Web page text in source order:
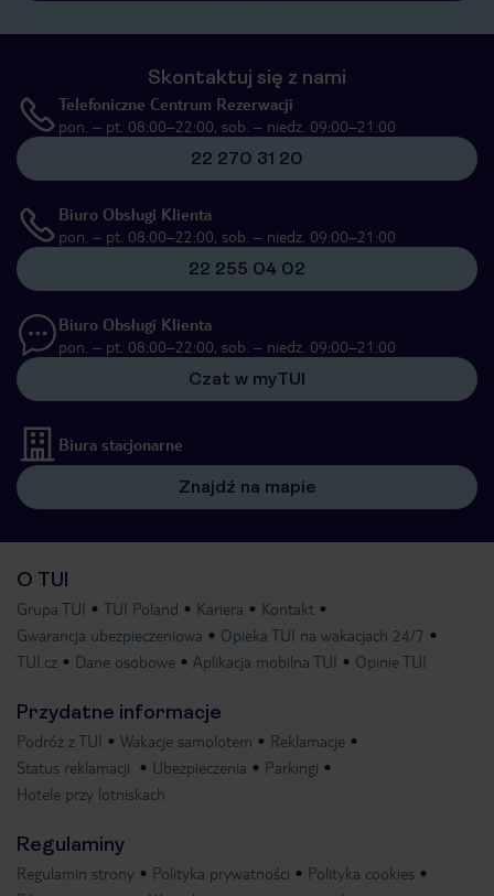
Skontaktuj się z nami
Telefoniczne Centrum Rezerwacji
pon. – pt. 08:00–22:00, sob. – niedz. 09:00–21:00
22 270 31 20
Biuro Obsługi Klienta
pon. – pt. 08:00–22:00, sob. – niedz. 09:00–21:00
22 255 04 02
Biuro Obsługi Klienta
pon. – pt. 08:00–22:00, sob. – niedz. 09:00–21:00
Czat w myTUI
Biura stacjonarne
Znajdź na mapie
O TUI
Grupa TUI TUI Poland Kariera
Kontakt
Gwarancja ubezpieczeniowa
Opieka TUI na wakacjach 24/7
TUI.cz
Dane osobowe Aplikacja mobilna TUI Opinie TUI
Przydatne informacje
Podróż z TUI Wakacje samolotem
Reklamacje
Status reklamacji
Ubezpieczenia
Parkingi
Hotele przy lotniskach
Regulaminy
Regulamin strony Polityka prywatności
Polityka cookies